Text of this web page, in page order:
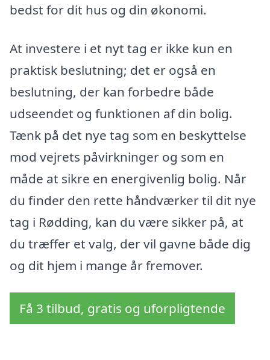
bedst for dit hus og din økonomi.
At investere i et nyt tag er ikke kun en
praktisk beslutning; det er også en
beslutning, der kan forbedre både
udseendet og funktionen af din bolig.
Tænk på det nye tag som en beskyttelse
mod vejrets påvirkninger og som en
måde at sikre en energivenlig bolig. Når
du finder den rette håndværker til dit nye
tag i Rødding, kan du være sikker på, at
du træffer et valg, der vil gavne både dig
og dit hjem i mange år fremover.
Få 3 tilbud, gratis og uforpligtende